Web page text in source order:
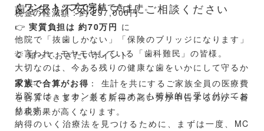
税金の軽減額：約 297,000円
👉 実質負担は 約70万円 に
💡 知っておきたいポイント
家族で合算がお得 ： 生計を共にするご家族全員の医療費
を合算できます。最も所得の高い方が申告するのが一番
節税効果が高くなります。
くワンストップで完結できます。
歯を失う不安は、プロにご相談ください
他院で「抜歯しかない」「保険のブリッジになります」
と言われ、モヤモヤしている「歯科難民」の皆様。
大切なのは、今ある残りの健康な歯をいかにして守るか
です。
当院では、セカンドオピニオンも積極的に受け付けてお
ります。
納得のいく治療法を見つけるために、まずは一度、MC